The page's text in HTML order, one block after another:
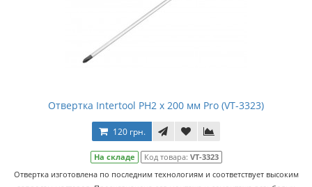
Отвертка Intertool PH2 x 200 мм Pro (VT-3323)
120 грн.
На складе Код товара: VT-3323
Отвертка изготовлена по последним технологиям и соответствует высоким